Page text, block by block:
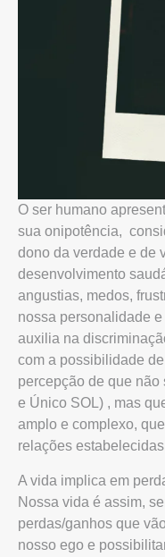
O ser humano
sua onipotência,
dono da verdade e de
desenvolvimento
angustias, medos,
nossa personalidade
auxilia na
com a possibilidade
percepção de que não
e Único SOL) , mas
amplo e complexo,
relações
A vida implica em
Nossa vida é assim,
perdas/ganhos que
nosso ego e